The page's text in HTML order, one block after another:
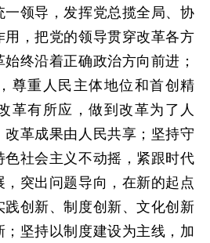
领导，发挥党总揽全局、协
，把党的领导贯穿改革各方
终沿着正确政治方向前进；
尊重人民主体地位和首创精
革有所应，做到改革为了人
革成果由人民共享；坚持守
社会主义不动摇，紧跟时代
突出问题导向，在新的起点
践创新、制度创新、文化创新
坚持以制度建设为主线，加